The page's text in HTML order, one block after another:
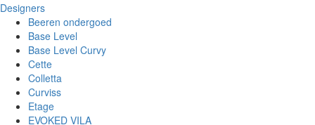
Designers
Beeren ondergoed
Base Level
Base Level Curvy
Cette
Colletta
Curviss
Etage
EVOKED VILA